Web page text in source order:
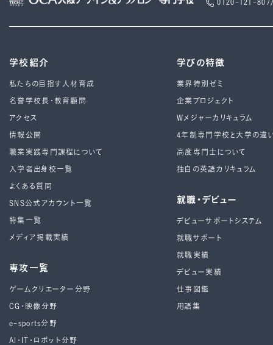
0120-121-
学校紹介
私たちの目指す人材育成
名誉学校長・教育顧問
アクセス
情報公開
職業実践専門課程について
入学者出身校一覧
よくある質問
SNS公式アカウント一覧
特集一覧
メディア掲載実績
専攻一覧
ゲームクリエーター分野
CG・映像分野
e-sports分野
AI・IT・ロボット分野
学びの特徴
業界特別ゼミ
企業プロジェクト
Wメジャーカリキュラム
4年制専⾨学校と⼤学の違
高度専門士について
独自の英語カリキュラム
就職・デビュー
デビューサポートシステム
就職サポート
就職実績
デビュー実績
仕事図鑑
用語集